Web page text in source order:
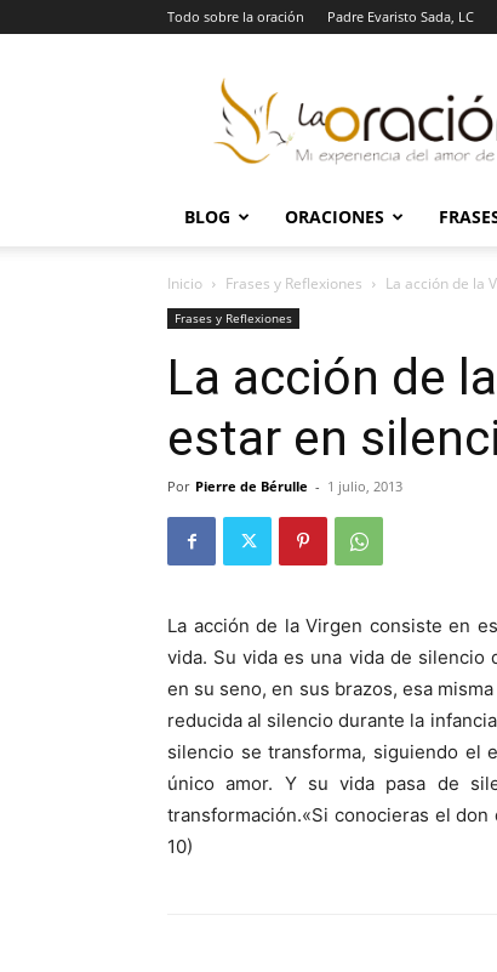
Todo sobre la oración Padre Evaristo Sada, LC
Oración
BLOG ORACIONES
Inicio Frases y Reflexiones La acción de la
Frases y Reflexiones
La acción de
estar en
Por Pierre de Bérulle - 1 julio, 2013
La acción de la Virgen consiste en
vida. Su vida es una vida de silencio
en su seno, en sus brazos, esa
reducida al silencio durante la
silencio se transforma, siguiendo el
único amor. Y su vida pasa de
transformación.«Si conocieras el
10)